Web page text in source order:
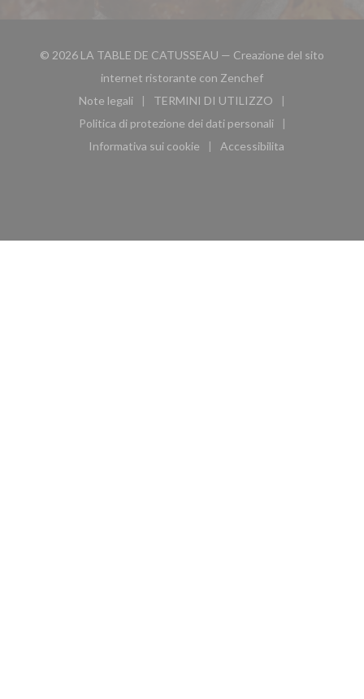
© 2026 LA TABLE DE CATUSSEAU — Creazione del sito
internet ristorante con Zenchef((apre una nuova
Note legali
((apre una nuova finestra))
TERMINI DI UTILIZZO
((apre una nuova finestra))
Politica di protezione dei dati personali
((apre una nuova finestra))
Informativa sui cookie
((apre una nuova finestra))
Accessibilita